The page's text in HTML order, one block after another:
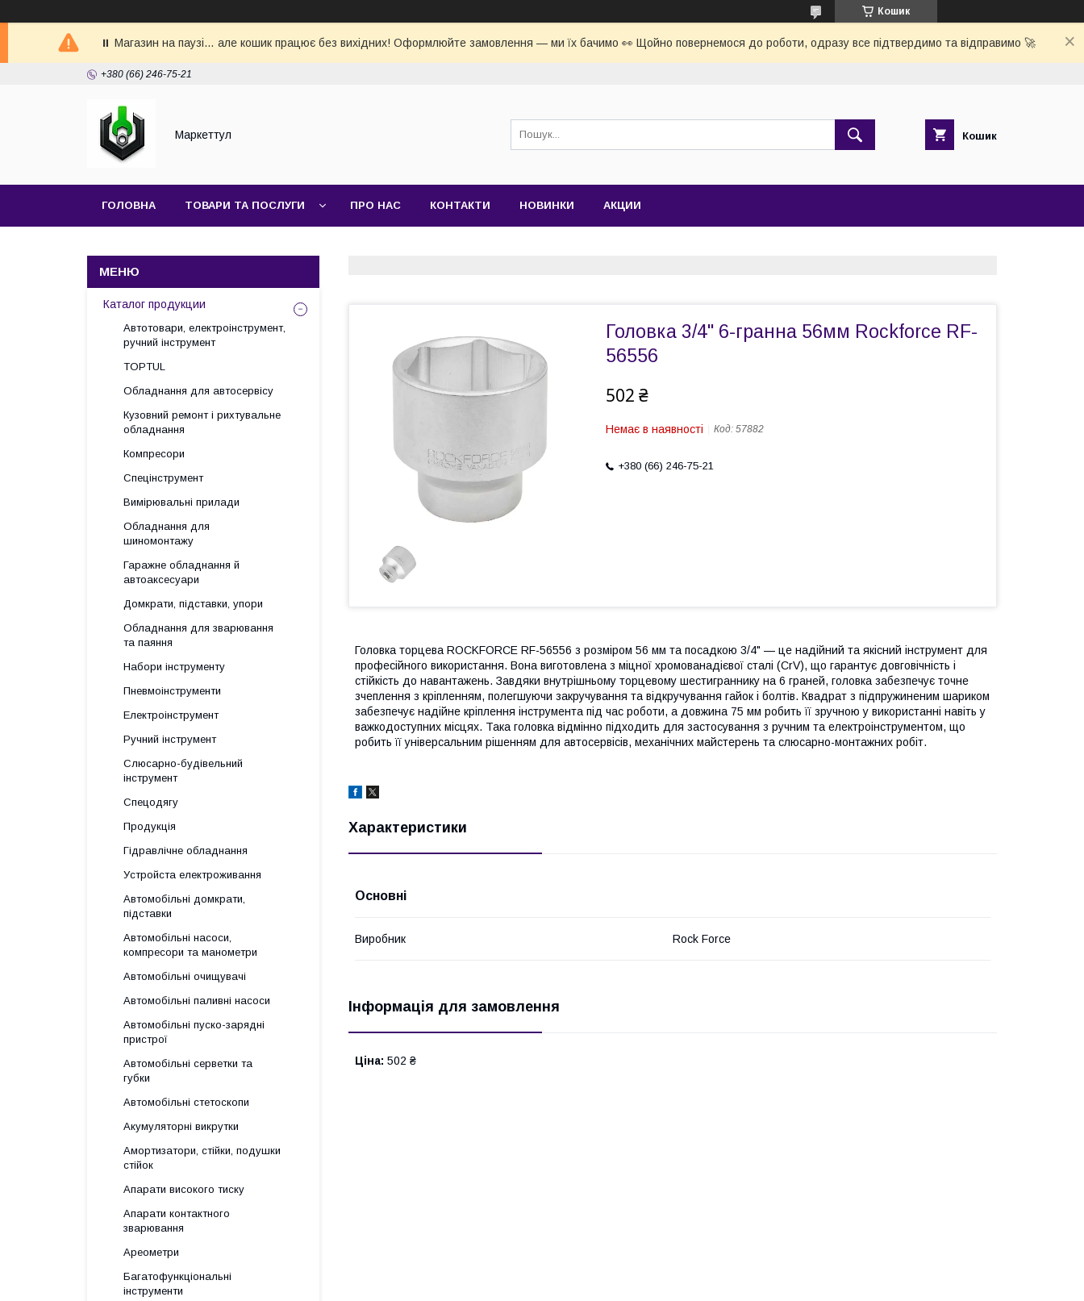
Кошик
⏸ Магазин на паузі… але кошик працює без вихідних! Оформлюйте замовлення — ми їх бачимо 👀 Щойно повернемося до роботи, одразу все підтвердимо та відправимо 🚀
+380 (66) 246-75-21
Маркеттул Кошик
ГОЛОВНА ТОВАРИ ТА ПОСЛУГИ ПРО НАС КОНТАКТИ НОВИНКИ АКЦИИ
Головка 3/4" 6-гранна 56мм Rockforce RF-
56556
502 ₴
Немає в наявності Код: 57882
+380 (66) 246-75-21
Головка торцева ROCKFORCE RF-56556 з розміром 56 мм та посадкою 3/4" — це надійний та якісний інструмент для
професійного використання. Вона виготовлена з міцної хромованадієвої сталі (CrV), що гарантує довговічність і
стійкість до навантажень. Завдяки внутрішньому торцевому шестиграннику на 6 граней, головка забезпечує точне
зчеплення з кріпленням, полегшуючи закручування та відкручування гайок і болтів. Квадрат з підпружиненим шариком
забезпечує надійне кріплення інструмента під час роботи, а довжина 75 мм робить її зручною у використанні навіть у
важкодоступних місцях. Така головка відмінно підходить для застосування з ручним та електроінструментом, що
робить її універсальним рішенням для автосервісів, механічних майстерень та слюсарно-монтажних робіт.
Характеристики
Основні
Виробник Rock Force
Інформація для замовлення
Ціна: 502 ₴
Каталог продукции
Автотовари, електроінструмент,
ручний інструмент
TOPTUL
Обладнання для автосервісу
Кузовний ремонт і рихтувальне
обладнання
Компресори
Спецінструмент
Вимірювальні прилади
Обладнання для
шиномонтажу
Гаражне обладнання й
автоаксесуари
Домкрати, підставки, упори
Обладнання для зварювання
та паяння
Набори інструменту
Пневмоінструменти
Електроінструмент
Ручний інструмент
Слюсарно-будівельний
інструмент
Спецодягу
Продукція
Гідравлічне обладнання
Уcтpoйстa елeктpoживання
Автомобільні домкрати,
підставки
Автомобільні насоси,
компресори та манометри
Автомобільні очищувачі
Автомобільні паливні насоси
Автомобільні пуско-зарядні
пристрої
Автомобільні серветки та
губки
Автомобільні стетоскопи
Акумуляторні викрутки
Амортизатори, стійки, подушки
стійок
Апарати високого тиску
Апарати контактного
зварювання
Ареометри
Багатофункціональні
інструменти